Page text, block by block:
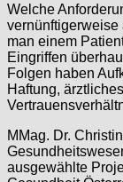
Welche
vernünftigerweise
man einem
Eingriffen
Folgen haben
Haftung,
MMag. Dr.
ausgewählte